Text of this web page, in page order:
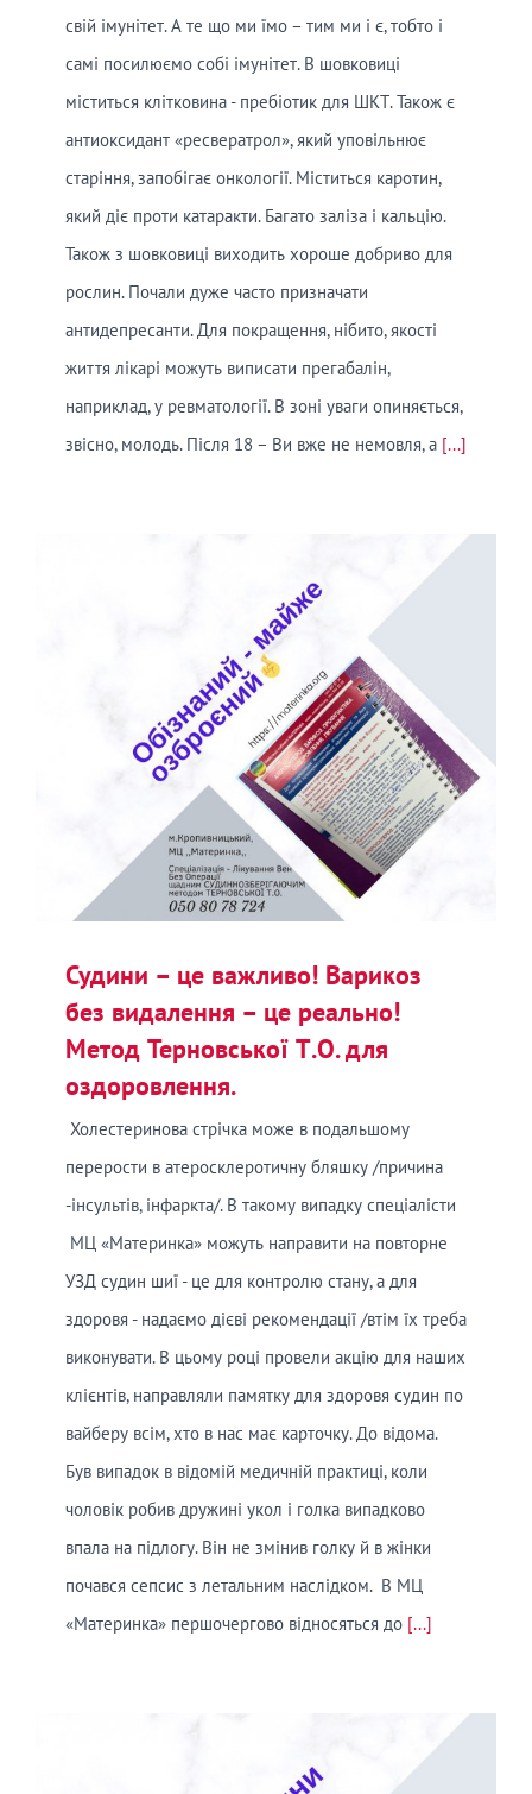
свій імунітет. А те що ми їмо – тим ми і є, тобто і
самі посилюємо собі імунітет. В шовковиці
міститься клітковина - пребіотик для ШКТ. Також є
антиоксидант «ресвератрол», який уповільнює
старіння, запобігає онкології. Міститься каротин,
який діє проти катаракти. Багато заліза і кальцію.
Також з шовковиці виходить хороше добриво для
рослин. Почали дуже часто призначати
антидепресанти. Для покращення, нібито, якості
життя лікарі можуть виписати прегабалін,
наприклад, у ревматології. В зоні уваги опиняється,
звісно, молодь. Після 18 – Ви вже не немовля, а [...]
Судини – це важливо! Варикоз
без видалення – це реально!
Метод Терновської Т.О. для
оздоровлення.
Холестеринова стрічка може в подальшому
перерости в атеросклеротичну бляшку /причина
-інсультів, інфаркта/. В такому випадку спеціалісти
МЦ «Материнка» можуть направити на повторне
УЗД судин шиї - це для контролю стану, а для
здоровя - надаємо дієві рекомендації /втім їх треба
виконувати. В цьому році провели акцію для наших
клієнтів, направляли памятку для здоровя судин по
вайберу всім, хто в нас має карточку. До відома.
Був випадок в відомій медичній практиці, коли
чоловік робив дружині укол і голка випадково
впала на підлогу. Він не змінив голку й в жінки
почався сепсис з летальним наслідком. В МЦ
«Материнка» першочергово відносяться до [...]